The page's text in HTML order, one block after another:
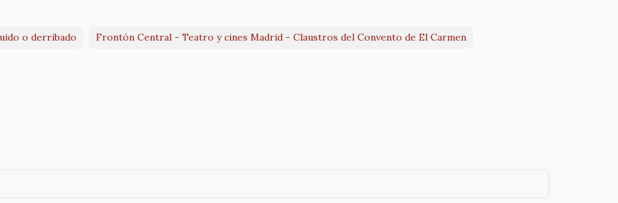
o derribado Frontón Central - Teatro y cines Madrid - Claustros del Convento de El Carmen